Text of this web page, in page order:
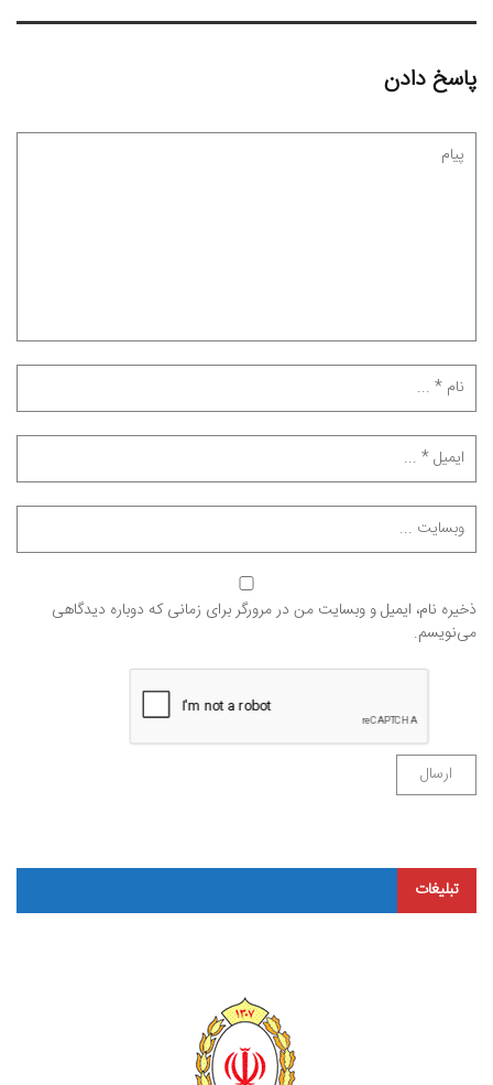
پاسخ دادن
ذخیره نام، ایمیل و وبسایت من در مرورگر برای زمانی که دوباره دیدگاهی
می‌نویسم.
تبلیغات